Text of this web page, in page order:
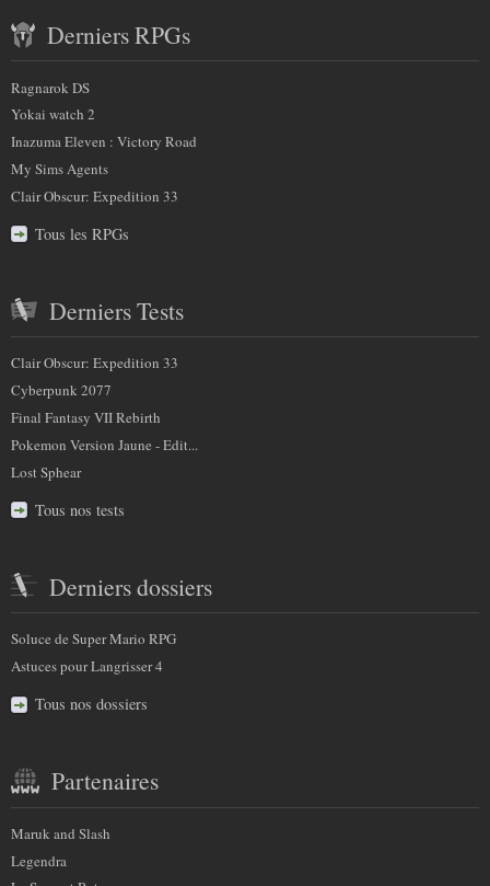
plus
sur
nous
récent
et
partenaires
Derniers RPGs
Ragnarok DS
Yokai watch 2
Inazuma Eleven : Victory Road
My Sims Agents
Clair Obscur: Expedition 33
Tous les RPGs
Derniers Tests
Clair Obscur: Expedition 33
Cyberpunk 2077
Final Fantasy VII Rebirth
Pokemon Version Jaune - Edit...
Lost Sphear
Tous nos tests
Derniers dossiers
Soluce de Super Mario RPG
Astuces pour Langrisser 4
Tous nos dossiers
Partenaires
Maruk and Slash
Legendra